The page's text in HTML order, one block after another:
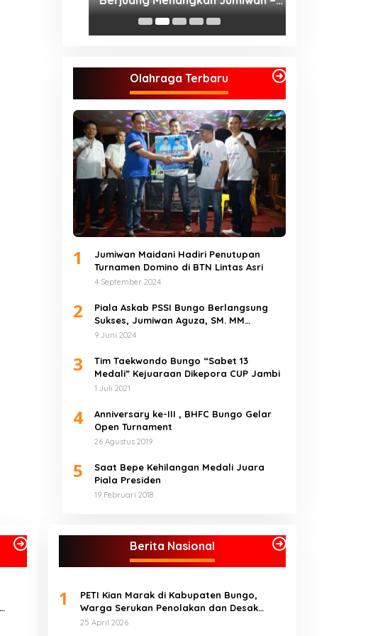
Olahraga Terbaru
1
Jumiwan Maidani Hadiri Penutupan
Turnamen Domino di BTN Lintas Asri
4 September 2024
2
Piala Askab PSSI Bungo Berlangsung
Sukses, Jumiwan Aguza, SM. MM
Ucapkan Terimakasih
9 Juni 2024
3
Tim Taekwondo Bungo “Sabet 13
Medali” Kejuaraan Dikepora CUP Jambi
1 Juli 2021
4
Anniversary ke-III , BHFC Bungo Gelar
Open Turnament
26 Agustus 2019
5
Saat Bepe Kehilangan Medali Juara
Piala Presiden
19 Februari 2018
Berita Nasional
1
PETI Kian Marak di Kabupaten Bungo,
Warga Serukan Penolakan dan Desak
Penindakan Tegas Sebelum Bencana
25 April 2026